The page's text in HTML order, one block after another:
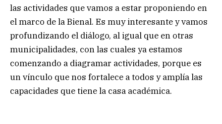
las actividades que vamos a estar proponiendo en
el marco de la Bienal. Es muy interesante y vamos
profundizando el diálogo, al igual que en otras
municipalidades, con las cuales ya estamos
comenzando a diagramar actividades, porque es
un vínculo que nos fortalece a todos y amplía las
capacidades que tiene la casa académica.